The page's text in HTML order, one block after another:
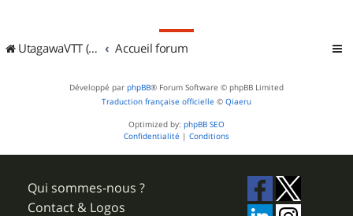
UtagawaVTT (Randos VTT et VTTAE avec traces GPS) Accueil forum
Développé par phpBB® Forum Software © phpBB Limited
Traduction française officielle © Qiaeru
Optimized by: phpBB SEO
Confidentialité | Conditions
Qui sommes-nous ?
Contact & Logos